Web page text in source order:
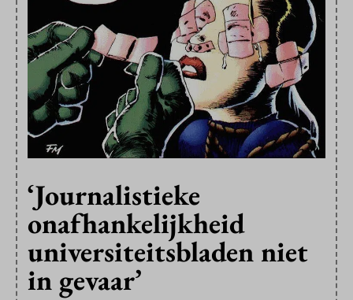
‘Journalistieke
onafhankelijkheid
universiteitsbladen niet
in gevaar’